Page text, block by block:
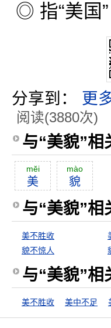
◎ 指“美国
分享到： 更
阅读(3880次)
与“美貌”相
mĕi
美
mào
貌
与“美貌”相
美不胜收
貌不惊人
与“美貌”相
美不胜收 美中不足